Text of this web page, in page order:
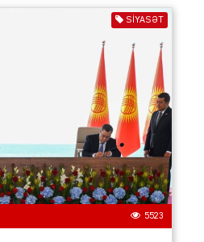
SIYASƏT
5523